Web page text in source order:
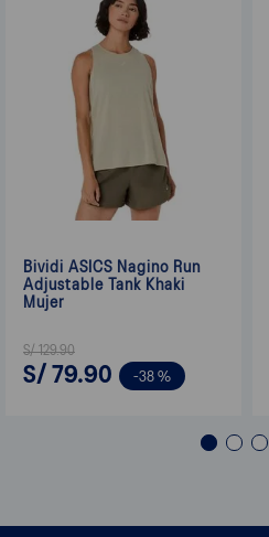
Bividi ASICS Nagino Run
Adjustable Tank Khaki
Mujer
S/ 129.90
S/ 79.90 -38 %